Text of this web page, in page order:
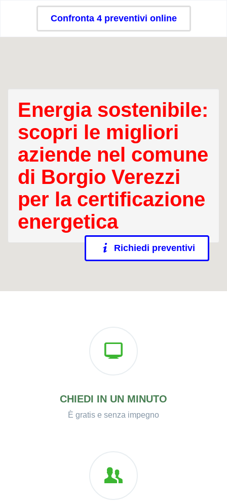
Confronta 4 preventivi online
Energia sostenibile:
scopri le migliori
aziende nel comune
di Borgio Verezzi
per la certificazione
energetica
Richiedi preventivi
CHIEDI IN UN MINUTO
È gratis e senza impegno